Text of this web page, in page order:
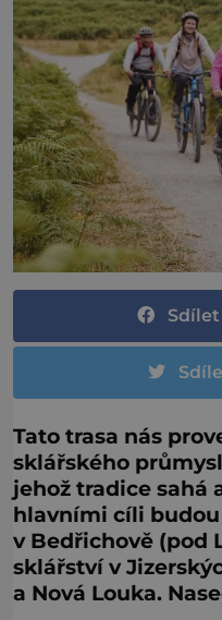
Sdílet
Tato trasa nás
sklářského
jehož tradice sahá
hlavními cíli
v Bedřichově (pod
sklářství v
a Nová Louka.